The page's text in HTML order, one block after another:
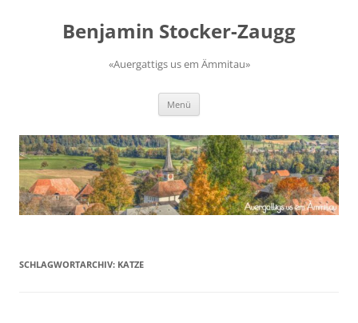
springenBenjamin Stocker-Zaugg
«Auergattigs us em Ämmitau»
Menü
SCHLAGWORTARCHIV: KATZE